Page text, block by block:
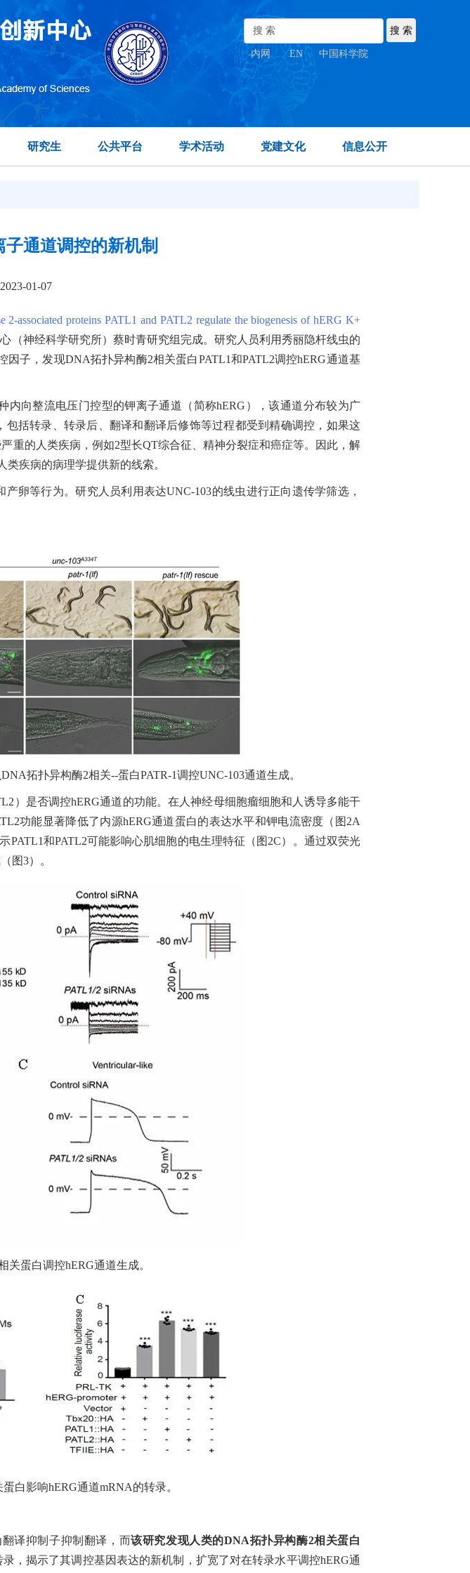
内网 EN | 中国科学院
研究生 公共平台 学术活动 党建文化 信息公开
通道调控的新机制
01-07
2-associated proteins PATL1 and PATL2 regulate the biogenesis of hERG K+
（神经科学研究所）蔡时青研究组完成。研究人员利用秀丽隐杆线虫的
子，发现DNA拓扑异构酶2相关蛋白PATL1和PATL2调控hERG通道基
内向整流电压门控型的钾离子通道（简称hERG），该通道分布较为广
括转录、转录后、翻译和翻译后修饰等过程都受到精确调控，如果这
重的人类疾病，例如2型长QT综合征、精神分裂症和癌症等。因此，解
疾病的病理学提供新的线索。
等行为。研究人员利用表达UNC-103的线虫进行正向遗传学筛选，
拓扑异构酶2相关--蛋白PATR-1调控UNC-103通道生成。
是否调控hERG通道的功能。在人神经母细胞瘤细胞和人诱导多能干
功能显著降低了内源hERG通道蛋白的表达水平和钾电流密度（图2A
PATL1和PATL2可能影响心肌细胞的电生理特征（图2C）。通过双荧光
图3）。
关蛋白调控hERG通道生成。
白影响hERG通道mRNA的转录。
译抑制子抑制翻译，而该研究发现人类的DNA拓扑异构酶2相关蛋白
，揭示了其调控基因表达的新机制，扩宽了对在转录水平调控hERG通